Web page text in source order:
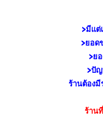
>มีแต่
>ยอด
>ย
>ปัญ
ร้านต้อง
ร้าน